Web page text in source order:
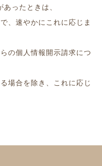
ったときは、
、速やかにこれに応じま
の個人情報開示請求につ
場合を除き、これに応じ